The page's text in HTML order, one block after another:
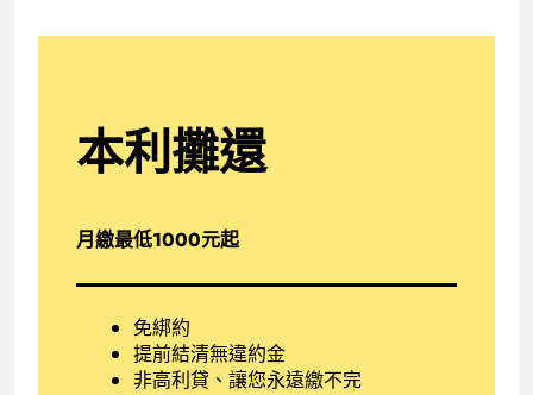
本利攤還
月繳最低1000元起
免綁約
提前結清無違約金
非高利貸、讓您永遠繳不完